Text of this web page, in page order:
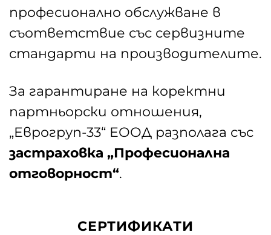
професионално обслужване в
съответствие със сервизните
стандарти на производителите.
За гарантиране на коректни
партньорски отношения,
„Еврогруп-33“ ЕООД разполага със
застраховка „Професионална
отговорност“.
СЕРТИФИКАТИ